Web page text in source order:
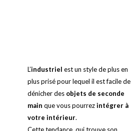
L’industriel est un style de plus en
plus prisé pour lequel il est facile de
dénicher desobjets de seconde
main que vous pourrezintégrer à
votre intérieur.
Cette tendance, qui trouve son